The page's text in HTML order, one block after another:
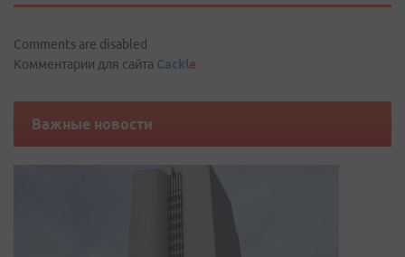
Comments are disabled
Комментарии для сайта Cackle
Важные новости